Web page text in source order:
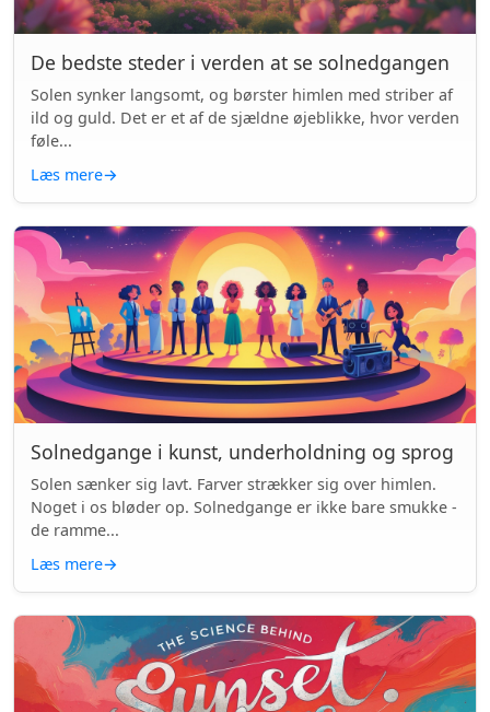
De bedste steder i verden at se solnedgangen
Solen synker langsomt, og børster himlen med striber af
ild og guld. Det er et af de sjældne øjeblikke, hvor verden
føle...
Læs mere→
Solnedgange i kunst, underholdning og sprog
Solen sænker sig lavt. Farver strækker sig over himlen.
Noget i os bløder op. Solnedgange er ikke bare smukke -
de ramme...
Læs mere→